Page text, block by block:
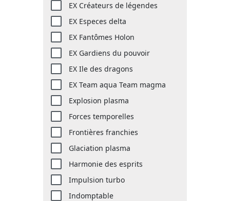
EX Créateurs de légendes
EX Especes delta
EX Fantômes Holon
EX Gardiens du pouvoir
EX Ile des dragons
EX Team aqua Team magma
Explosion plasma
Forces temporelles
Frontières franchies
Glaciation plasma
Harmonie des esprits
Impulsion turbo
Indomptable